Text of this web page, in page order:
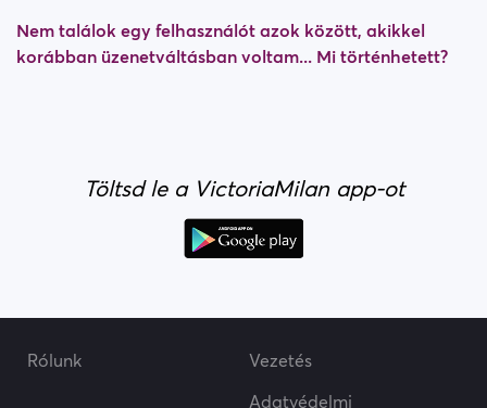
Nem találok egy felhasználót azok között, akikkel
korábban üzenetváltásban voltam... Mi történhetett?
Töltsd le a VictoriaMilan app-ot
Rólunk
Vezetés
Adatvédelmi